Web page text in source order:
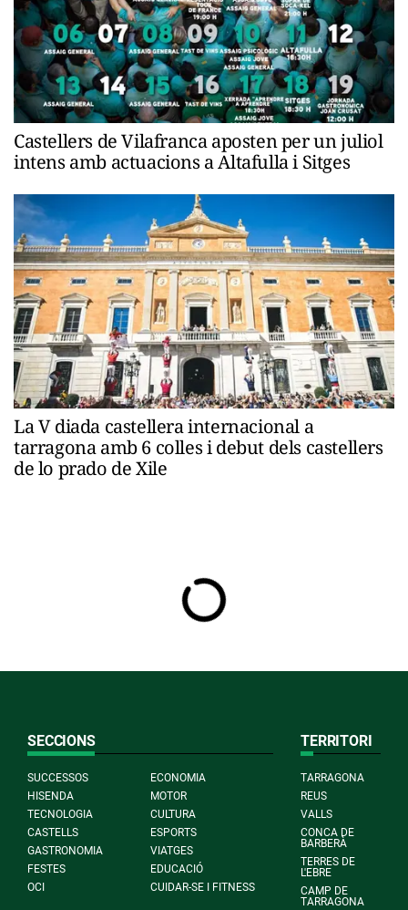
Castellers de Vilafranca aposten per un juliol
intens amb actuacions a Altafulla i Sitges
La V diada castellera internacional a
tarragona amb 6 colles i debut dels castellers
de lo prado de Xile
SECCIONS
SUCCESSOS
ECONOMIA
HISENDA
MOTOR
TECNOLOGIA
CULTURA
CASTELLS
ESPORTS
GASTRONOMIA
VIATGES
FESTES
EDUCACIÓ
OCI
CUIDAR-SE I FITNESS
TERRITORI
TARRAGONA
REUS
VALLS
CONCA DE
BARBERÀ
TERRES DE
L'EBRE
CAMP DE
TARRAGONA